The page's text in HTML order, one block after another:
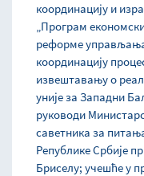
координацију и
„Програм
реформе
координацију
извештавању о
уније за Западни
руководи
саветника за
Републике Србије
Бриселу; учешће у